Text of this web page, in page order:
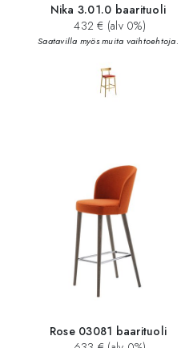
Nika 3.01.0 baarituoli
432 € (alv 0%)
Saatavilla myös muita vaihtoehtoja.
Rose 03081 baarituoli